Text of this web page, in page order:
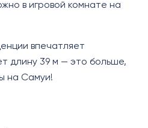
в игровой комнате на
впечатляет
длину 39 м — это больше,
на Самуи!